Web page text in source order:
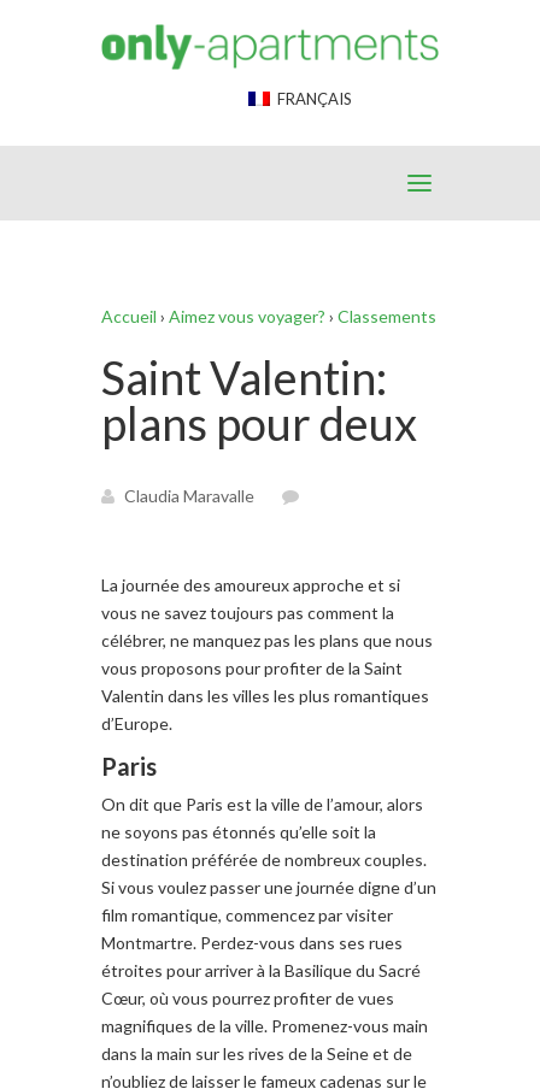
FRANÇAIS
Accueil › Aimez vous voyager? › Classements
Saint Valentin:
plans pour deux
Claudia Maravalle
La journée des amoureux approcheet si
vous ne savez toujours pas comment la
célébrer, ne manquez pas les plans que nous
vous proposons pourprofiter de la Saint
Valentin dans les villes les plus romantiques
d’Europe.
Paris
On dit que Paris est la ville de l’amour, alors
ne soyons pas étonnés qu’elle soit la
destination préféréede nombreux couples.
Si vous voulezpasser une journéedigne d’un
film romantique, commencez par visiter
Montmartre. Perdez-vous dans ses rues
étroites pour arriver à la Basilique du Sacré
Cœur, où vous pourrezprofiter de vues
magnifiques de la ville. Promenez-vous main
dans la main sur les rives de la Seine et de
n’oubliez de laisserle fameuxcadenas surle